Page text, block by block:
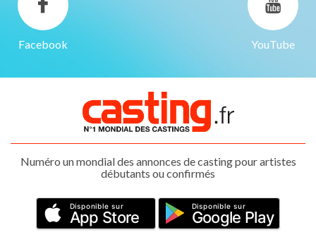
Facebook YouTube
Numéro un mondial des annonces de casting pour artistes
débutants ou confirmés
Disponible sur
App Store
Disponible sur
Google Play